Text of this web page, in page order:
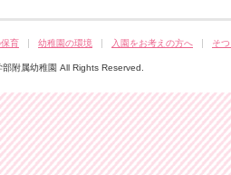
育 幼稚園の環境 入園をお考えの方へ そ
附属幼稚園 All Rights Reserved.